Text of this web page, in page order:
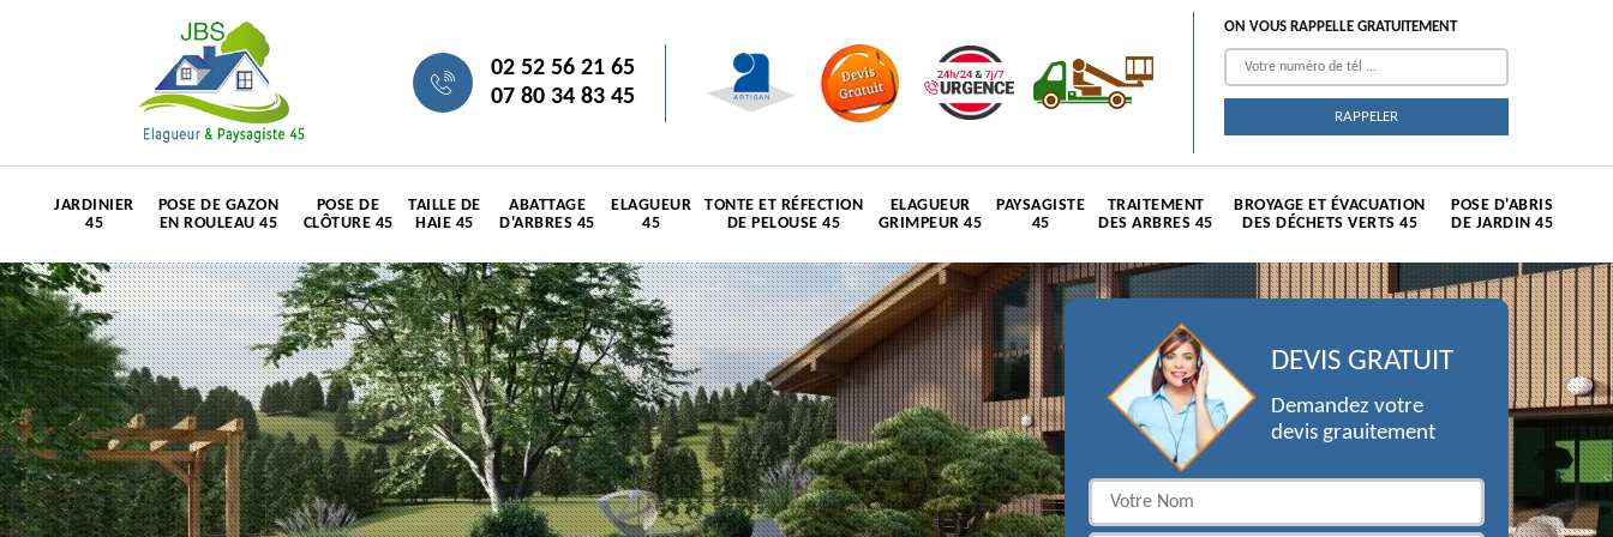
02 52 56 21 65
07 80 34 83 45
ON VOUS RAPPELLE GRATUITEMENT
JARDINIER
45
POSE DE GAZON
EN ROULEAU 45
POSE DE
CLÔTURE 45
TAILLE DE
HAIE 45
ABATTAGE
D'ARBRES 45
ELAGUEUR
45
TONTE ET RÉFECTION
DE PELOUSE 45
ELAGUEUR
GRIMPEUR 45
PAYSAGISTE
45
TRAITEMENT
DES ARBRES 45
BROYAGE ET ÉVACUATION
DES DÉCHETS VERTS 45
POSE D'ABRIS
DE JARDIN 45
DEVIS GRATUIT
Demandez votre
devis grauitement